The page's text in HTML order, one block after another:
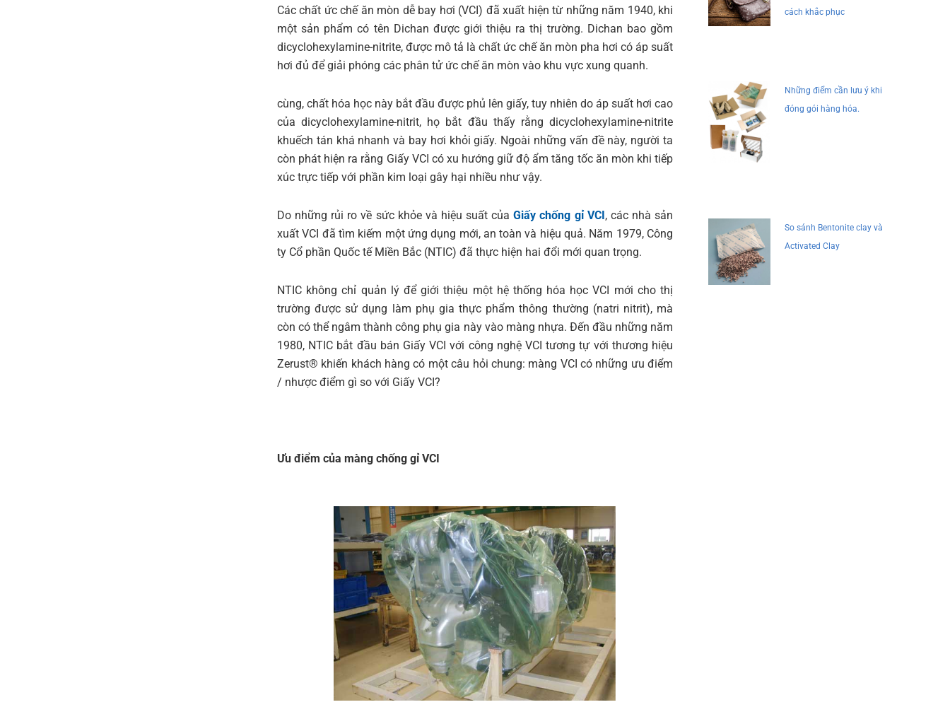
Các chất ức chế ăn mòn dễ bay hơi (VCI) đã xuất hiện từ những năm 1940, khi
một sản phẩm có tên Dichan được giới thiệu ra thị trường. Dichan bao gồm
dicyclohexylamine-nitrite, được mô tả là chất ức chế ăn mòn pha hơi có áp suất
hơi đủ để giải phóng các phân tử ức chế ăn mòn vào khu vực xung quanh.
cùng, chất hóa học này bắt đầu được phủ lên giấy, tuy nhiên do áp suất hơi cao
của dicyclohexylamine-nitrit, họ bắt đầu thấy rằng dicyclohexylamine-nitrite
khuếch tán khá nhanh và bay hơi khỏi giấy. Ngoài những vấn đề này, người ta
còn phát hiện ra rằng Giấy VCI có xu hướng giữ độ ẩm tăng tốc ăn mòn khi tiếp
xúc trực tiếp với phần kim loại gây hại nhiều như vậy.
Do những rủi ro về sức khỏe và hiệu suất củaGiấy chống gỉ VCI, các nhà sản
xuất VCI đã tìm kiếm một ứng dụng mới, an toàn và hiệu quả. Năm 1979, Công
ty Cổ phần Quốc tế Miền Bắc (NTIC) đã thực hiện hai đổi mới quan trọng.
NTIC không chỉ quản lý để giới thiệu một hệ thống hóa học VCI mới cho thị
trường được sử dụng làm phụ gia thực phẩm thông thường (natri nitrit), mà
còn có thể ngâm thành công phụ gia này vào màng nhựa. Đến đầu những năm
1980, NTIC bắt đầu bán Giấy VCI với công nghệ VCI tương tự với thương hiệu
Zerust® khiến khách hàng có một câu hỏi chung: màng VCI có những ưu điểm
/ nhược điểm gì so với Giấy VCI?
Ưu điểm của màng chống gỉ VCI
cách khắc phục
Những điểm cần lưu ý khi
đóng gói hàng hóa.
So sánh Bentonite clay và
Activated Clay